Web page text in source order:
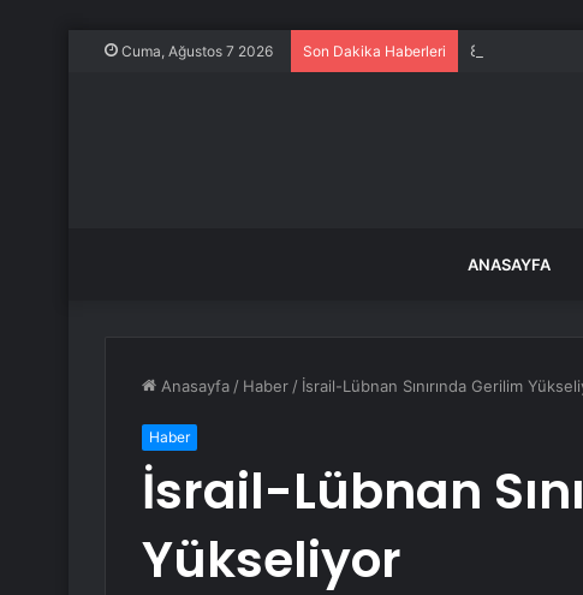
Cuma, Ağustos 7 2026 Son Dakika Haberleri 850 tonluk
ANASAYFA
Anasayfa / Haber / İsrail-Lübnan Sınırında Gerilim
Haber
İsrail-Lübnan
Yükseliyor